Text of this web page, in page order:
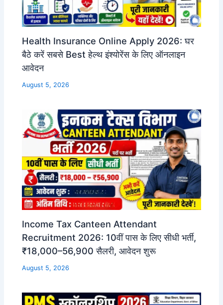
Health Insurance Online Apply 2026: घर
बैठे करें सबसे Best हेल्थ इंश्योरेंस के लिए ऑनलाइन
आवेदन
August 5, 2026
Income Tax Canteen Attendant
Recruitment 2026: 10वीं पास के लिए सीधी भर्ती,
₹18,000–56,900 सैलरी, आवेदन शुरू
August 5, 2026